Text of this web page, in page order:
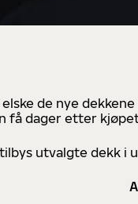
de nye
få dager etter
utvalgte dekk i